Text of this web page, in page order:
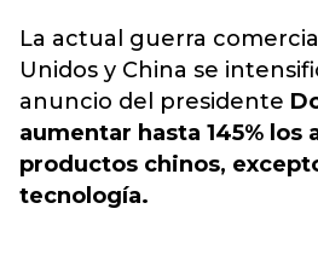
La actual guerra
Unidos y China se
anuncio del presidente
aumentar hasta 145% los
productos chinos,
tecnología.